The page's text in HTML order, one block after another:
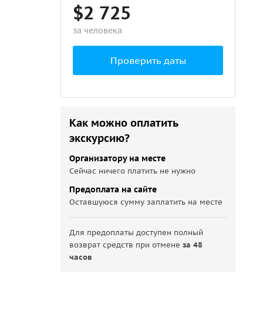
$2 725
за человека
Проверить даты
Как можно оплатить
экскурсию?
Организатору на месте
Сейчас ничего платить не нужно
Предоплата на сайте
Оставшуюся сумму заплатить на месте
Для предоплаты доступен полный
возврат средств при отменеза 48
часов